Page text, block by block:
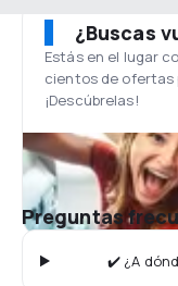
¿Buscas
Estás en el lugar
cientos de ofertas
¡Descúbrelas!
Preguntas
✔️ ¿A